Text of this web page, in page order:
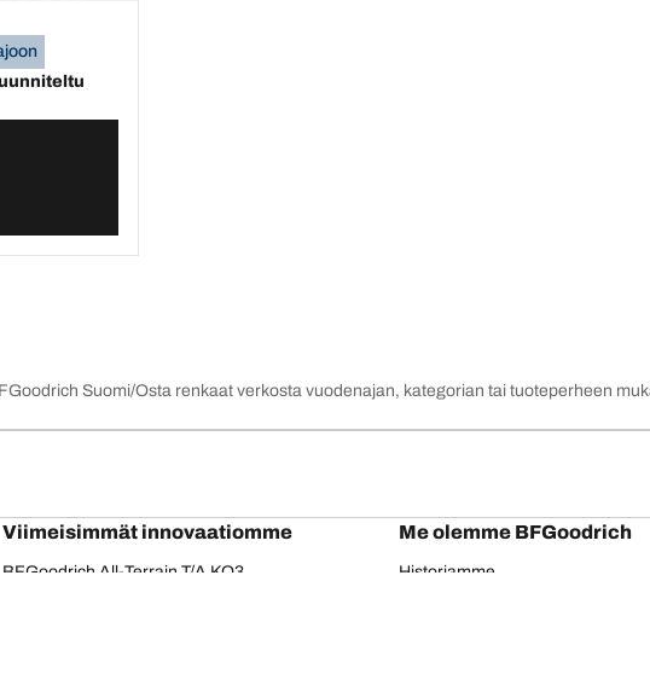
Suomi Osta renkaat verkosta vuodenajan, kategorian tai tuoteperheen
Viimeisimmät innovaatiomme
BFGoodrich All-Terrain T/A KO3
Me olemme BFGoodrich
Historiamme